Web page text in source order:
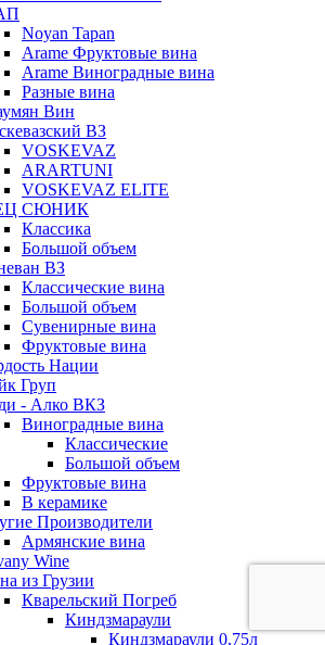
Noyan Tapan
Arame Фруктовые вина
Arame Виноградные вина
Разные вина
Вин
ВЗ
VOSKEVAZ
ARARTUNI
VOSKEVAZ ELITE
СЮНИК
Классика
Большой объем
ВЗ
Классические вина
Большой объем
Сувенирные вина
Фруктовые вина
Нации
Груп
- Алко ВКЗ
Виноградные вина
Классические
Большой объем
Фруктовые вина
В керамике
Производители
Армянские вина
Wine
из Грузии
Кварельский Погреб
Киндзмараули
Киндзмараули 0,75л